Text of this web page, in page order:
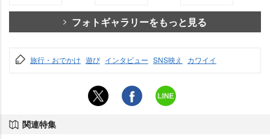
フォトギャラリーをもっと見る
旅行・おでかけ 遊び インタビュー SNS映え カワイイ
関連特集